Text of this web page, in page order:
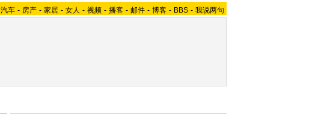
汽车 - 房产 - 家居 - 女人 - 视频 - 播客 - 邮件 - 博客 - BBS - 我说两句